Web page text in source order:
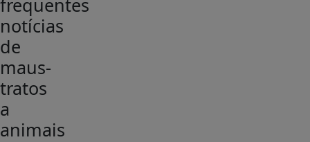
frequentes
notícias
de
maus-
tratos
a
animais